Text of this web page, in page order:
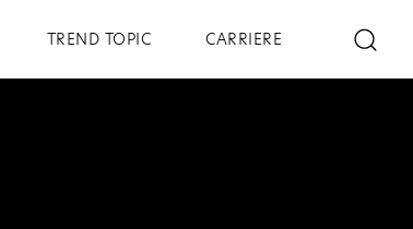
TREND TOPIC CARRIERE